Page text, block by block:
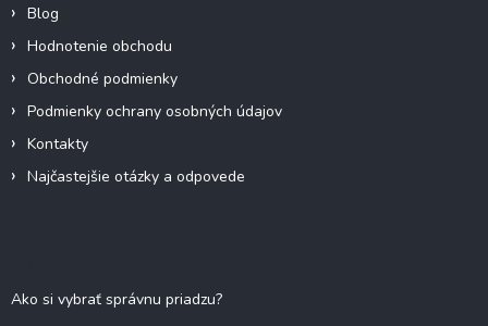
Blog
Hodnotenie obchodu
Obchodné podmienky
Podmienky ochrany osobných údajov
Kontakty
Najčastejšie otázky a odpovede
Ako si vybrať správnu priadzu?